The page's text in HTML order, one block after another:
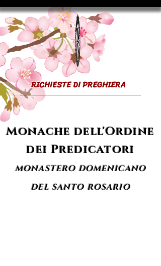
RICHIESTE DI PREGHIERA
Monache dell'Ordine
dei Predicatori
MONASTERO DOMENICANO
DEL SANTO ROSARIO